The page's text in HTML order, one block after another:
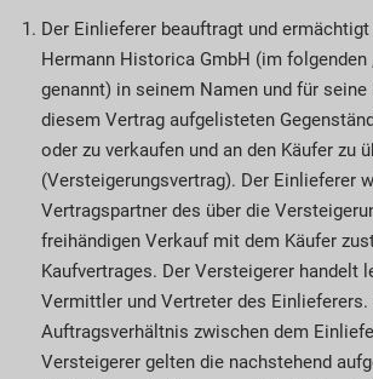
Der Einlieferer beauftragt und
Hermann Historica GmbH (im folgenden
genannt) in seinem Namen und für seine
diesem Vertrag aufgelisteten
oder zu verkaufen und an den Käufer zu
(Versteigerungsvertrag). Der Einlieferer
Vertragspartner des über die
freihändigen Verkauf mit dem Käufer
Kaufvertrages. Der Versteigerer handelt
Vermittler und Vertreter des Einlieferers.
Auftragsverhältnis zwischen dem
Versteigerer gelten die nachstehend